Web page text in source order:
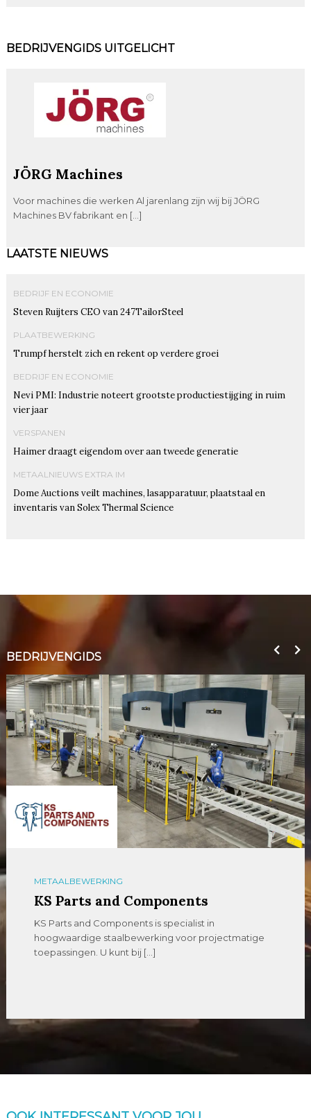
BEDRIJVENGIDS UITGELICHT
JÖRG Machines
Voor machines die werken Al jarenlang zijn wij bij JÖRG
Machines BV fabrikant en […]
LAATSTE NIEUWS
BEDRIJF EN ECONOMIE
Steven Ruijters CEO van 247TailorSteel
PLAATBEWERKING
Trumpf herstelt zich en rekent op verdere groei
BEDRIJF EN ECONOMIE
Nevi PMI: Industrie noteert grootste productiestijging in ruim
vier jaar
VERSPANEN
Haimer draagt eigendom over aan tweede generatie
METAALNIEUWS EXTRA IM
Dome Auctions veilt machines, lasapparatuur, plaatstaal en
inventaris van Solex Thermal Science
BEDRIJVENGIDS
METAALBEWERKING
KS Parts and Components
KS Parts and Components is specialist in
hoogwaardige staalbewerking voor projectmatige
toepassingen. U kunt bij […]